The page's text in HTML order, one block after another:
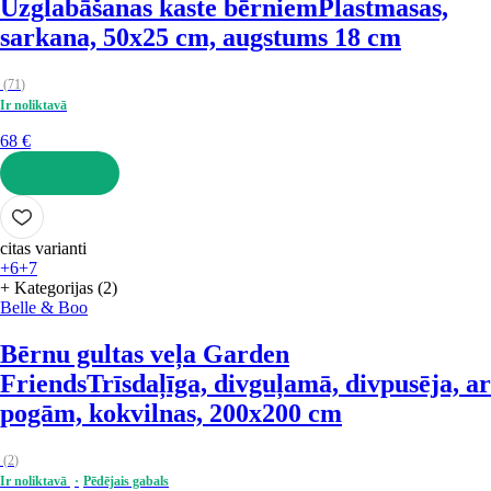
Uzglabāšanas kaste bērniem Plastmasas,
sarkana, 50x25 cm, augstums 18 cm
(71)
Ir noliktavā
68 €
LIKT GROZĀ
citas varianti
+6+7
+ Kategorijas (2)
Belle & Boo
Bērnu gultas veļa Garden
FriendsTrīsdaļīga, divguļamā, divpusēja, ar
pogām, kokvilnas, 200x200 cm
(2)
Ir noliktavā
Pēdējais gabals